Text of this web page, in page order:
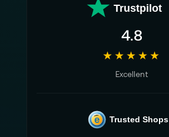
Trustpilot
4.8
★★★★★
Excellent
e Trusted Shops